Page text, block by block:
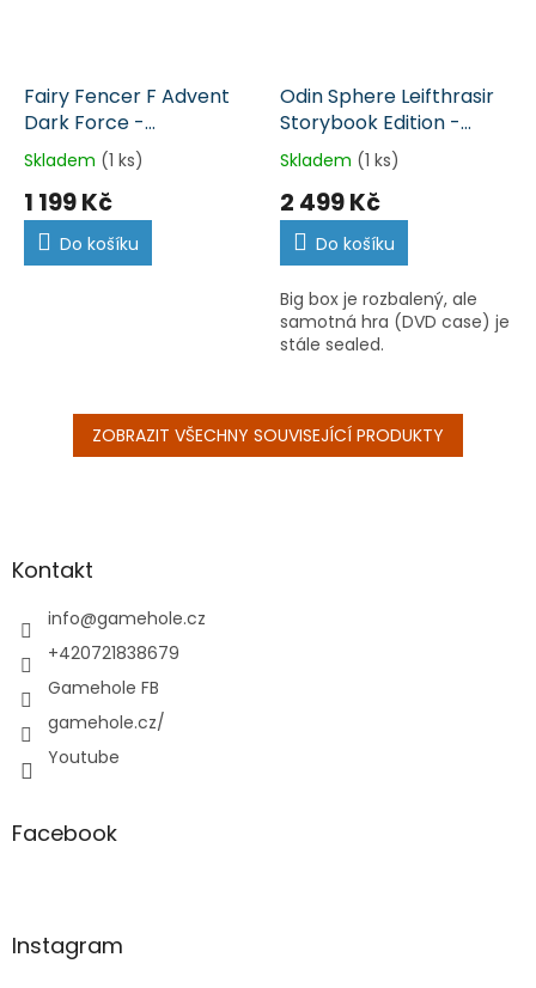
Fairy Fencer F Advent
Dark Force -
nerozbalená (PS4)
Skladem (1 ks)
1 199 Kč
Do košíku
Odin Sphere Leifthrasir
Storybook Edition -
nerozbalená (PS4)
Skladem (1 ks)
2 499 Kč
Do košíku
Big box je rozbalený, ale
samotná hra (DVD case) je
stále sealed.
ZOBRAZIT VŠECHNY SOUVISEJÍCÍ PRODUKTY
aKontakt
info@gamehole.cz
+420721838679
Gamehole FB
gamehole.cz/
Youtube
Facebook
Instagram